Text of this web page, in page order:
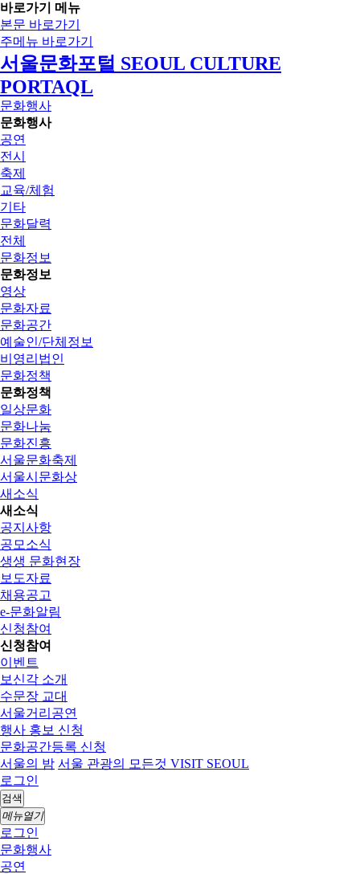
바로가기 메뉴
본문 바로가기
주메뉴 바로가기
서울문화포털 SEOUL CULTURE
PORTAQL
문화행사
문화행사
공연
전시
축제
교육/체험
기타
문화달력
전체
문화정보
문화정보
영상
문화자료
문화공간
예술인/단체정보
비영리법인
문화정책
문화정책
일상문화
문화나눔
문화진흥
서울문화축제
서울시문화상
새소식
새소식
공지사항
공모소식
생생 문화현장
보도자료
채용공고
e-문화알림
신청참여
신청참여
이벤트
보신각 소개
수문장 교대
서울거리공연
행사 홍보 신청
문화공간등록 신청
서울의 밤 서울 관광의 모든것 VISIT SEOUL
로그인
검색
메뉴열기
로그인
문화행사
공연